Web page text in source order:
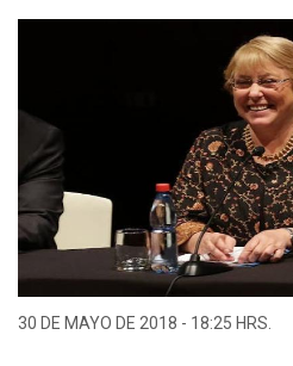
30 DE MAYO DE 2018 - 18:25 HRS.